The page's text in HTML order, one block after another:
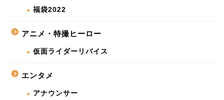
福袋2022
アニメ・特撮ヒーロー
仮面ライダーリバイス
エンタメ
アナウンサー